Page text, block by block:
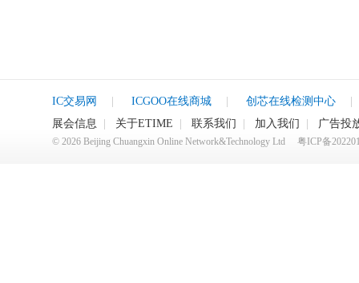
IC交易网 ICGOO在线商城 创芯在线检测中心
展会信息
关于ETIME 联系我们 加入我们 广告投
© 2026 Beijing Chuangxin Online Network&Technology Ltd 粤ICP备